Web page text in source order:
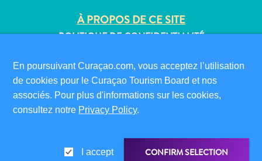
À PROPOS DE CE SITE
POLITIQUE DE CONFIDENTIALITÉ
SUIVEZ-NOUS
En poursuivant Curaçao.com, vous acceptez l’utilisation
de cookies pour le Curaçao Tourism Board et nos
associés. Pour plus d'informations sur les cookies,
consultez notre Privacy Policy.
I accept CONFIRM SELECTION